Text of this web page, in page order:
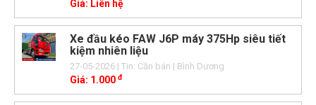
Giá: Liên hệ
Xe đầu kéo FAW J6P máy 375Hp siêu tiết
kiệm nhiên liệu
27-05-2026| Tin: Cần bán | Bình Dương
Giá: 1.000 đ